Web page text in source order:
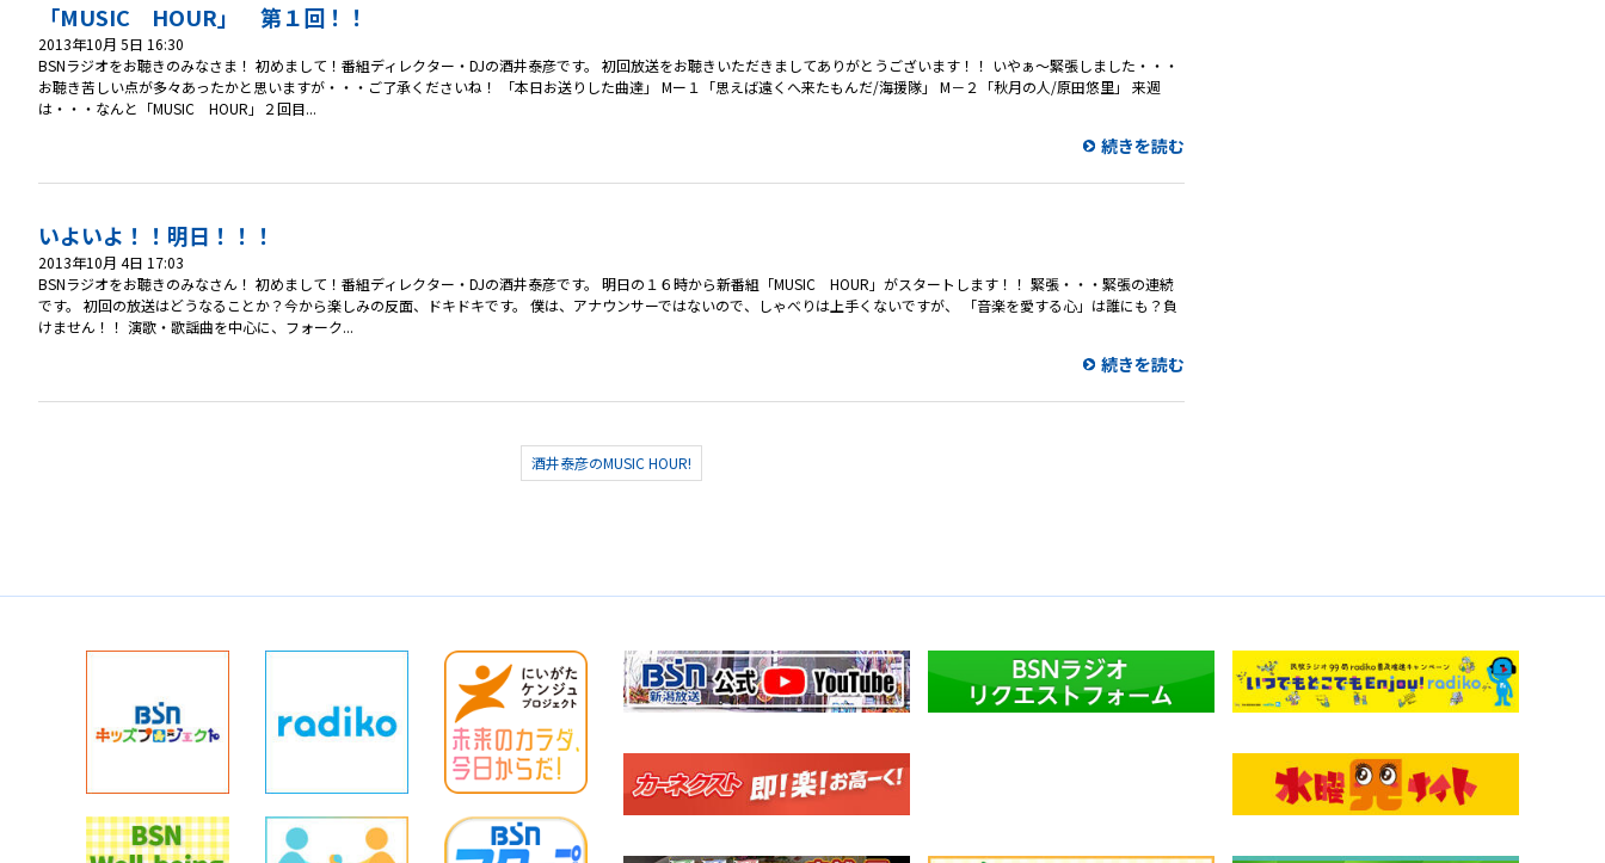
「MUSIC HOUR」 第１回！！
2013年10月 5日 16:30
BSNラジオをお聴きのみなさま！ 初めまして！番組ディレクター・DJの酒井泰彦です。 初回放送をお聴きいただきましてありがとうございます！！ いやぁ～緊張しました・・・
お聴き苦しい点が多々あったかと思いますが・・・ご了承くださいね！ 「本日お送りした曲達」 Mー１「思えば遠くへ来たもんだ/海援隊」 M－２「秋月の人/原田悠里」 来週
は・・・なんと「MUSIC HOUR」２回目...
続きを読む
いよいよ！！明日！！！
2013年10月 4日 17:03
BSNラジオをお聴きのみなさん！ 初めまして！番組ディレクター・DJの酒井泰彦です。 明日の１６時から新番組「MUSIC HOUR」がスタートします！！ 緊張・・・緊張の連続
です。 初回の放送はどうなることか？今から楽しみの反面、ドキドキです。 僕は、アナウンサーではないので、しゃべりは上手くないですが、 「音楽を愛する心」は誰にも？負
けません！！ 演歌・歌謡曲を中心に、フォーク...
続きを読む
酒井泰彦のMUSIC HOUR!